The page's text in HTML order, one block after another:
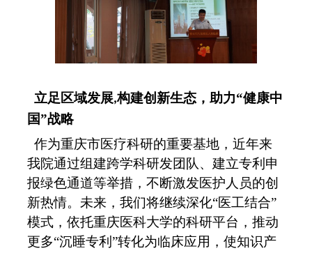
立足区域发展,构建创新生态，助力“健康中
国”战略
作为重庆市医疗科研的重要基地，近年来
我院通过组建跨学科研发团队、建立专利申
报绿色通道等举措 ，不断激发医护人员的创
新热情。未来，我们将继续深化“医工结合”
模式，依托重庆医科大学的科研平台，推动
更多“沉睡专利”转化为临床应用，使知识产